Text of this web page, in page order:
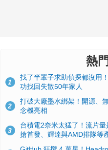
熱
1
找了半輩子求助偵探都沒用
功找回失散50年家人
2
打破大廠墨水綁架！開源、
念機亮相
3
台積電2奈米太猛了！流片
搶首發、輝達與AMD排隊等